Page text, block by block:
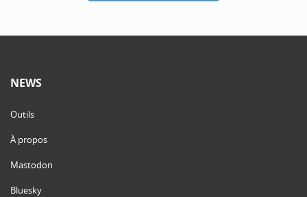
NEWS
Outils
À propos
Mastodon
Bluesky